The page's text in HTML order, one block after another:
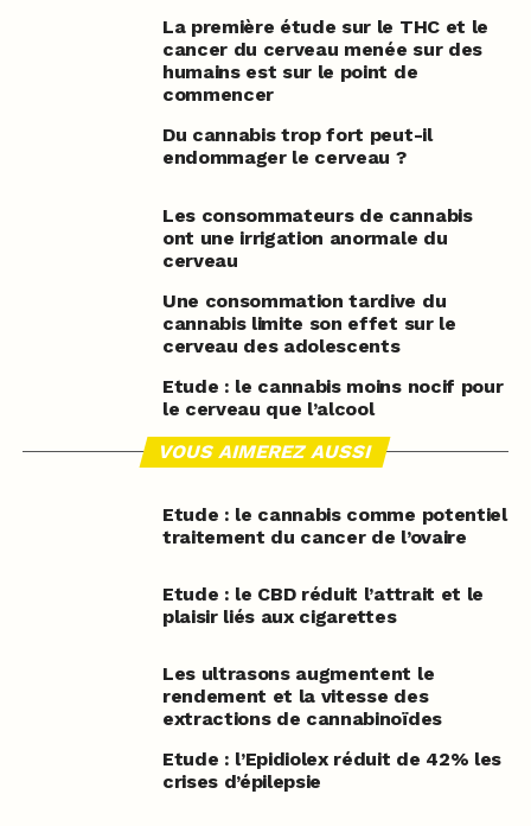
La première étude sur le THC et le
cancer du cerveau menée sur des
humains est sur le point de
commencer
Du cannabis trop fort peut-il
endommager le cerveau ?
Les consommateurs de cannabis
ont une irrigation anormale du
cerveau
Une consommation tardive du
cannabis limite son effet sur le
cerveau des adolescents
Etude : le cannabis moins nocif pour
le cerveau que l’alcool
VOUS AIMEREZ AUSSI
Etude : le cannabis comme potentiel
traitement du cancer de l’ovaire
Etude : le CBD réduit l’attrait et le
plaisir liés aux cigarettes
Les ultrasons augmentent le
rendement et la vitesse des
extractions de cannabinoïdes
Etude : l’Epidiolex réduit de 42% les
crises d’épilepsie